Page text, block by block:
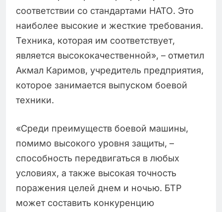
соответствии со стандартами НАТО. Это
наиболее высокие и жесткие требования.
Техника, которая им соответствует,
является высококачественной», – отметил
Акмал Каримов, учредитель предприятия,
которое занимается выпуском боевой
техники.
«Среди преимуществ боевой машины,
помимо высокого уровня защиты, –
способность передвигаться в любых
условиях, а также высокая точность
поражения целей днем и ночью. БТР
может составить конкуренцию